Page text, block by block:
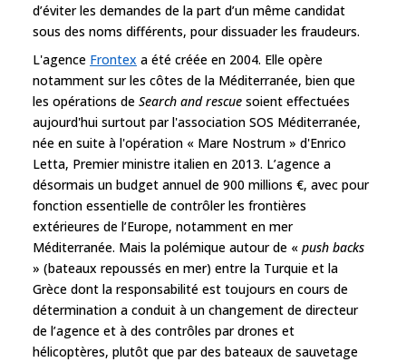
d’éviter les demandes de la part d’un même candidat
sous des noms différents, pour dissuader les fraudeurs.
L'agence Frontex a été créée en 2004. Elle opère
notamment sur les côtes de la Méditerranée, bien que
les opérations de Search and rescue soient effectuées
aujourd'hui surtout par l'association SOS Méditerranée,
née en suite à l'opération « Mare Nostrum » d'Enrico
Letta, Premier ministre italien en 2013. L’agence a
désormais un budget annuel de 900 millions €, avec pour
fonction essentielle de contrôler les frontières
extérieures de l’Europe, notamment en mer
Méditerranée. Mais la polémique autour de « push backs
» (bateaux repoussés en mer) entre la Turquie et la
Grèce dont la responsabilité est toujours en cours de
détermination a conduit à un changement de directeur
de l’agence et à des contrôles par drones et
hélicoptères, plutôt que par des bateaux de sauvetage